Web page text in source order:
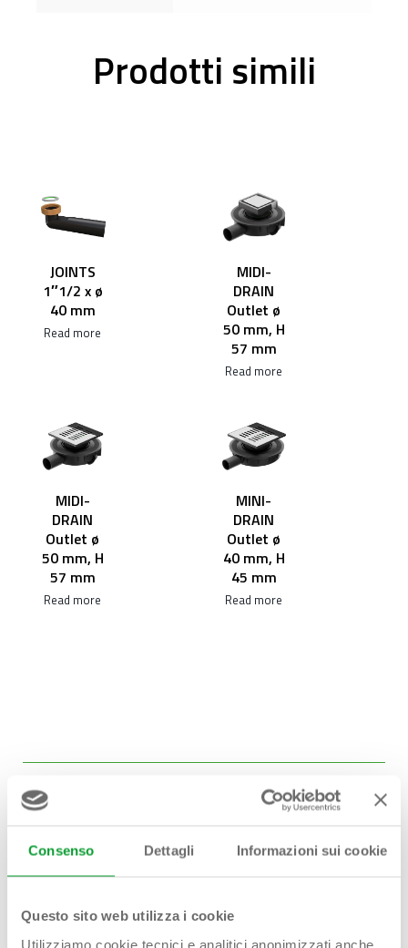
Consenso Dettagli Informazioni sui cookie
Questo sito web utilizza i cookie
Utilizziamo cookie tecnici e analitici anonimizzati anche
Prodotti simili
JOINTS
1″1/2 x ø
40 mm
Read more
MIDI-
DRAIN
Outlet ø
50 mm, H
57 mm
Read more
MIDI-
DRAIN
Outlet ø
50 mm, H
57 mm
Read more
MINI-
DRAIN
Outlet ø
40 mm, H
45 mm
Read more
Hai bisogno di